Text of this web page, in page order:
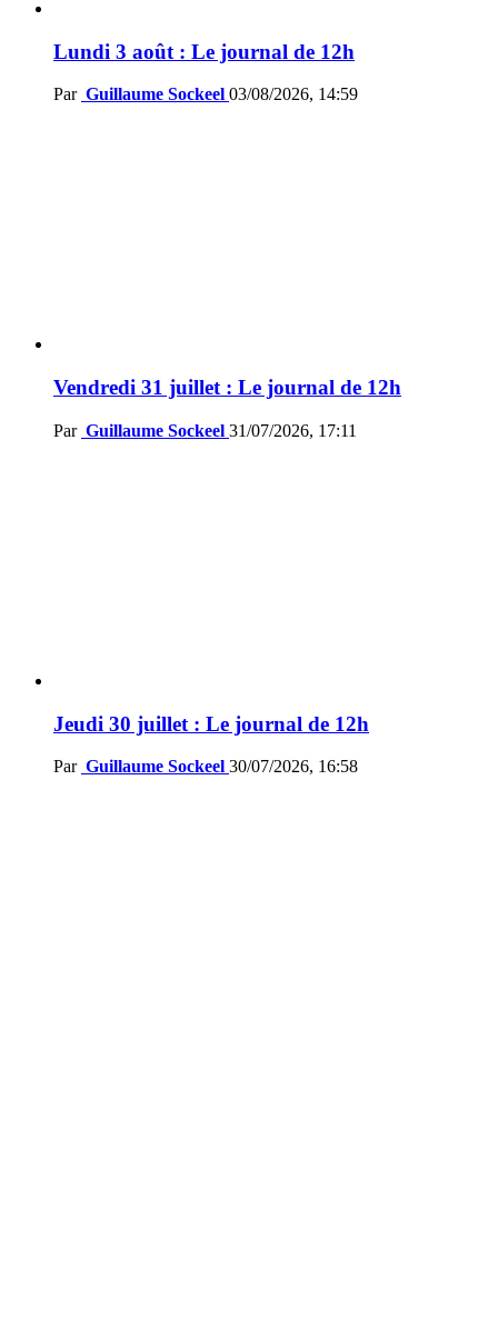
Lundi 3 août : Le journal de 12h
Par Guillaume Sockeel 03/08/2026, 14:59
Vendredi 31 juillet : Le journal de 12h
Par Guillaume Sockeel 31/07/2026, 17:11
Jeudi 30 juillet : Le journal de 12h
Par Guillaume Sockeel 30/07/2026, 16:58